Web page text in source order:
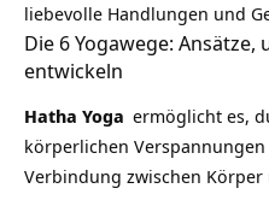
liebevolle Handlungen und
Die 6 Yogawege: Ansätze,
entwickeln
Hatha Yoga ermöglicht es,
körperlichen
Verbindung zwischen